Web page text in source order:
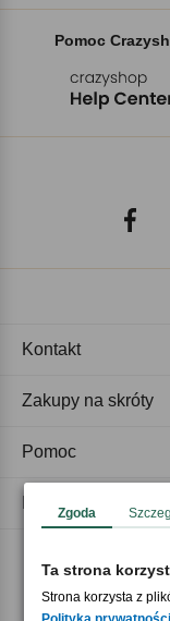
Pomoc
Kontakt
Zakupy na skróty
Pomoc
Zgoda
Ta strona
Strona korzysta z